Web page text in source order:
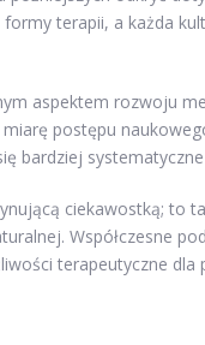
formy terapii, a każda
aspektem rozwoju
miarę postępu
bardziej systematyczne
ciekawostką; to
Współczesne
terapeutyczne